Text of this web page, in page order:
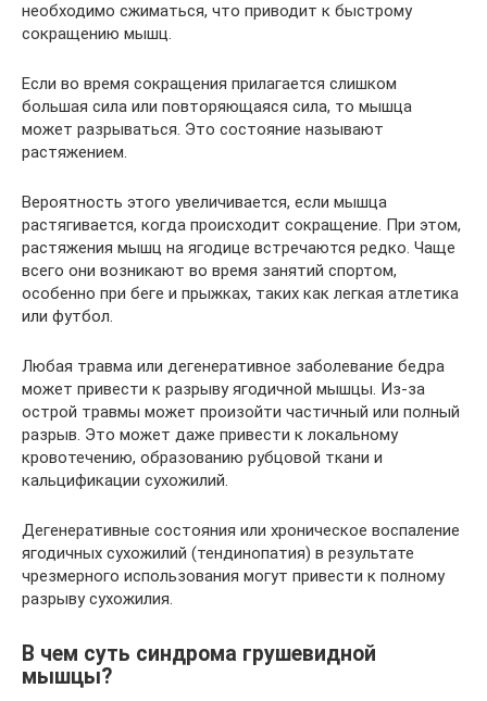
необходимо сжиматься, что приводит к быстрому
сокращению мышц.
Если во время сокращения прилагается слишком
большая сила или повторяющаяся сила, то мышца
может разрываться. Это состояние называют
растяжением.
Вероятность этого увеличивается, если мышца
растягивается, когда происходит сокращение. При этом,
растяжения мышц на ягодице встречаются редко. Чаще
всего они возникают во время занятий спортом,
особенно при беге и прыжках, таких как легкая атлетика
или футбол.
Любая травма или дегенеративное заболевание бедра
может привести к разрыву ягодичной мышцы. Из-за
острой травмы может произойти частичный или полный
разрыв. Это может даже привести к локальному
кровотечению, образованию рубцовой ткани и
кальцификации сухожилий.
Дегенеративные состояния или хроническое воспаление
ягодичных сухожилий (тендинопатия) в результате
чрезмерного использования могут привести к полному
разрыву сухожилия.
В чем суть синдрома грушевидной
мышцы?